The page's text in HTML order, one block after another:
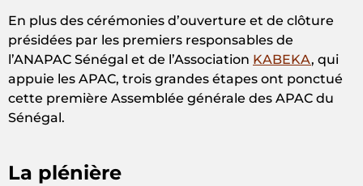
En plus des cérémonies d’ouverture et de clôture
présidées par les premiers responsables de
l’ANAPAC Sénégal et de l’Association KABEKA, qui
appuie les APAC, trois grandes étapes ont ponctué
cette première Assemblée générale des APAC du
Sénégal.
La plénière